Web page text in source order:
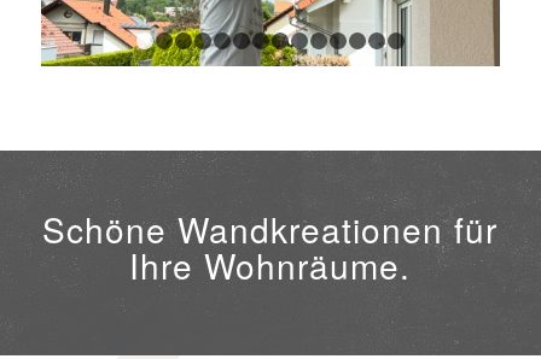
1 2 3 4 5 6 7 8 12
Schöne Wandkreationen für
Ihre Wohnräume.